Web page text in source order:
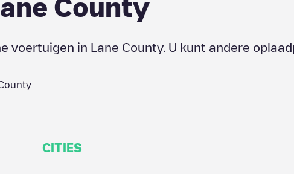
County
voertuigen in Lane County. U kunt andere
CITIES